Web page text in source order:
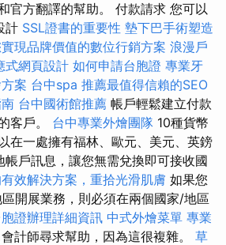
官方翻譯的幫助。 付款請求 您可以
計 SSL證書的重要性 墊下巴手術塑造
現品牌價值的數位行銷方案 浪漫戶
式網頁設計 如何申請台胞證 專業牙
案 台中spa 推薦最值得信賴的SEO
台中國術館推薦 帳戶輕鬆建立付款
客戶。 台中專業外燴團隊 10種貨幣
在一處擁有福林、歐元、美元、英鎊
戶訊息，讓您無需兌換即可接收國
效解決方案，重拾光滑肌膚 如果您
開展業務，則必須在兩個國家/地區
證辦理詳細資訊 中式外燴菜單 專業
計師尋求幫助，因為這很複雜。 草